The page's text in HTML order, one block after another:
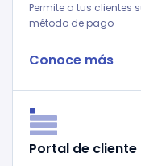
Permite a tus clientes
método de pago
Conoce más
Portal de cliente